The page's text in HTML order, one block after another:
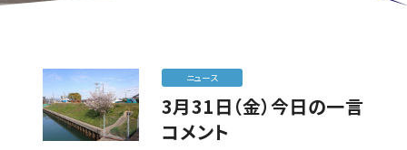
ニュース
3月31日（金）今日の一言
コメント